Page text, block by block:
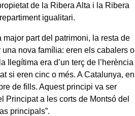
de la Ribera Alta i la Ribera
igualitari.
part del patrimoni, la resta de
nova família: eren els cabalers o
Ilegítima era d’un terç de l’herència
si eren cinc o més. A Catalunya, en
de fills. Aquest principi va ser
Principat a les corts de Montsó del
principals”.